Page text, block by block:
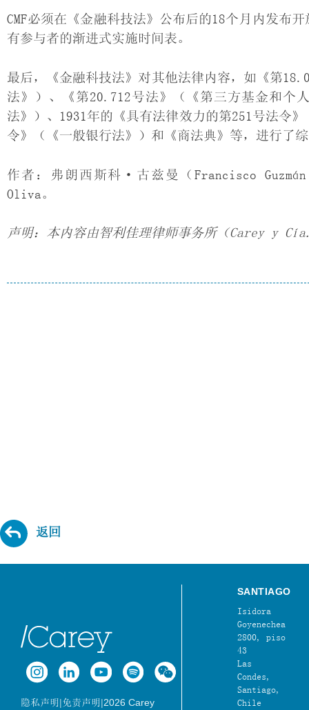
CMF必须在《金融科技法》公布后的18个月内发布
有参与者的渐进式实施时间表。
最后，《金融科技法》对其他法律内容，如《第
法》）、《第20.712号法》（《第三方基金和个
法》）、1931年的《具有法律效力的第251号法令
令》（《一般银行法》）和《商法典》等，进行了
作者：弗朗西斯科·古兹曼（Francisco
Oliva。
声明：本内容由智利佳理律师事务所（Carey y
返回
隐私声明|免责声明|2026 Carey
SANTIAGO
Isidora
Goyenechea
2800, piso
43
Las
Condes,
Santiago,
Chile